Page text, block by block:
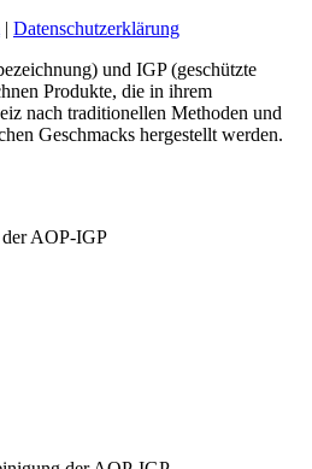
| Datenschutzerklärung
und IGP (geschützte
Produkte, die in ihrem
nach traditionellen Methoden und
Geschmacks hergestellt werden.
AOP-IGP